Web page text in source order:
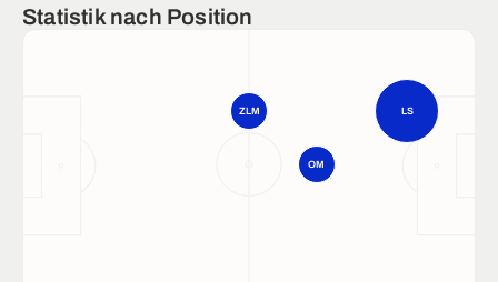
Statistik nach Position
LS
OM
ZLM